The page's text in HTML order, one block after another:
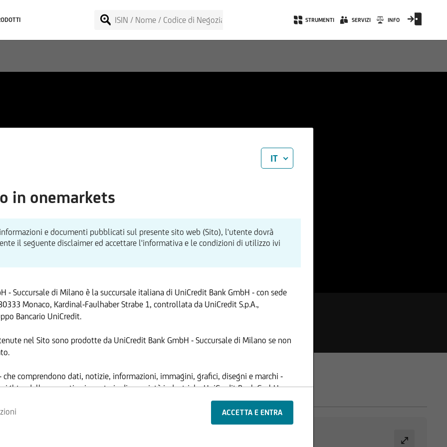
STRUMENTI SERVIZI INFO
IT
in onemarkets
e documenti pubblicati sul presente sito web (Sito), l'utente dovrà
il seguente disclaimer ed accettare l'informativa e le condizioni di utilizzo ivi
- Succursale di Milano è la succursale italiana di UniCredit Bank GmbH - con sede
Monaco, Kardinal-Faulhaber Strabe 1, controllata da UniCredit S.p.A.,
Bancario UniCredit.
nel Sito sono prodotte da UniCredit Bank GmbH - Succursale di Milano se non
che comprendono dati, notizie, informazioni, immagini, grafici, disegni e marchi -
e dalla normativa in materia di proprietà industriale. UniCredit Bank GmbH -
ha facoltà di modificare, in qualsiasi momento, a propria discrezione, i contenuti e le
operative del Sito, senza alcun preavviso.